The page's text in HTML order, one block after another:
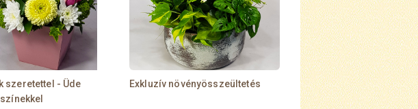
szeretettel - Üde
Exkluzív növényösszeültetés